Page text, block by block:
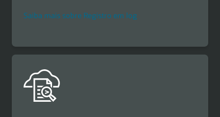
Saiba mais sobre Registro em log